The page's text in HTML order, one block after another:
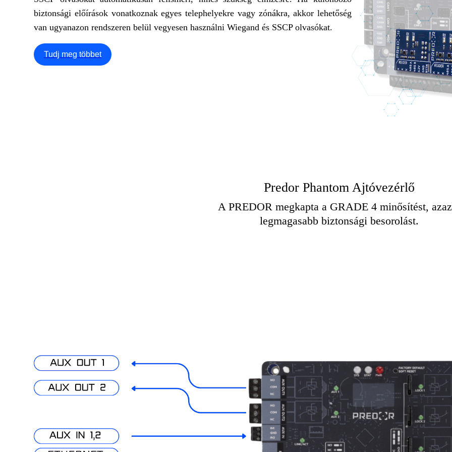
biztonsági előírások vonatkoznak egyes telephelyekre vagy zónákra, akkor lehetőség
van ugyanazon rendszeren belül vegyesen használni Wiegand és SSCP olvasókat.
Tudj meg többet
Predor Phantom Ajtóvezérlő
A PREDOR megkapta a GRADE 4 minősítést,
legmagasabb biztonsági besorolást.